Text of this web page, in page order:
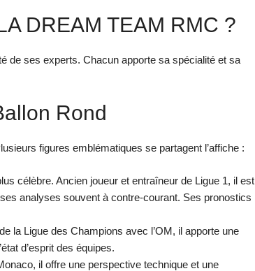
DREAM TEAM RMC ?
de ses experts. Chacun apporte sa spécialité et sa
Rond
figures emblématiques se partagent l’affiche :
célèbre. Ancien joueur et entraîneur de Ligue 1, il est
analyses souvent à contre-courant. Ses pronostics
la Ligue des Champions avec l’OM, il apporte une
d’esprit des équipes.
il offre une perspective technique et une